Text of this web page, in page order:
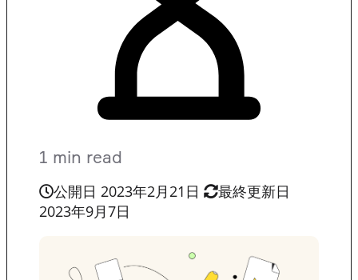
1 min read
公開日 2023年2月21日
最終更新日
2023年9月7日